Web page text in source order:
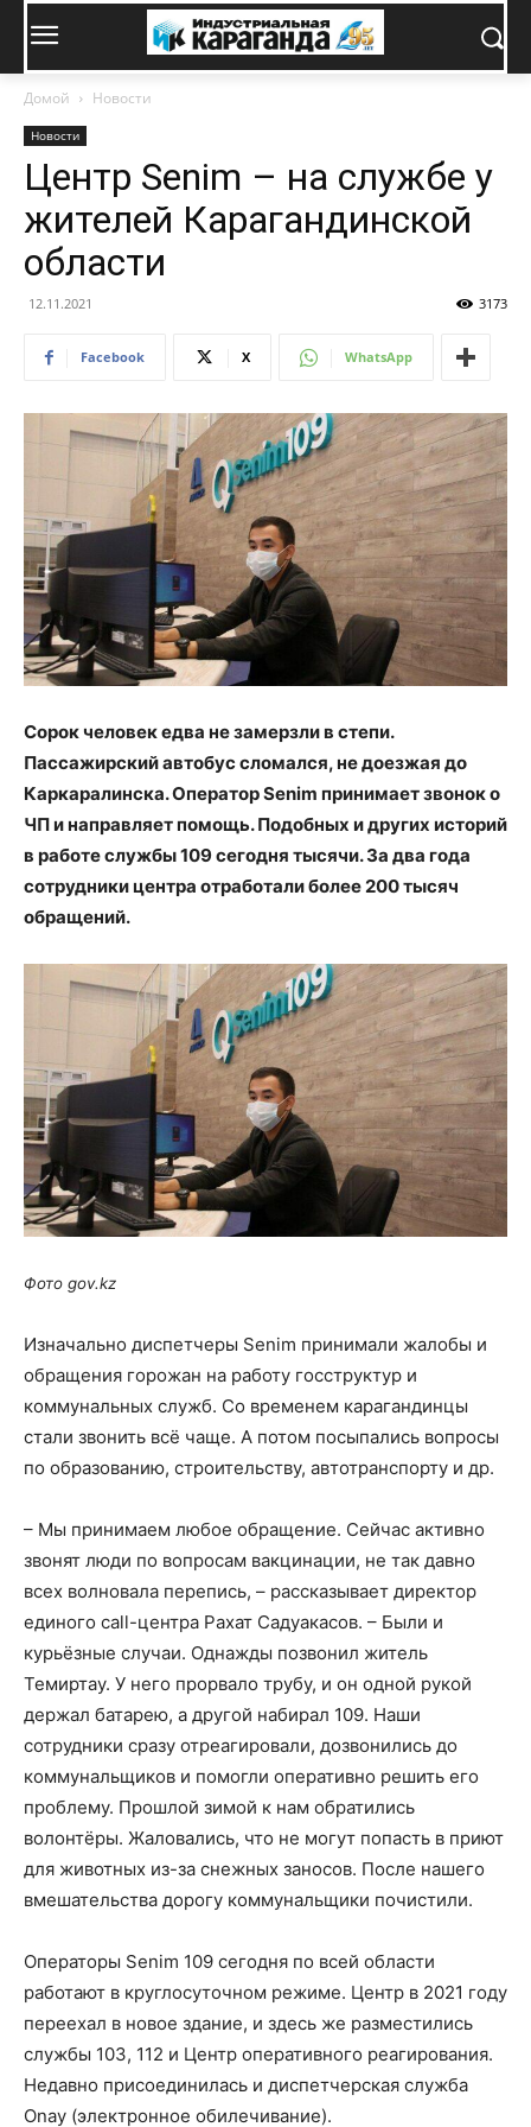
Домой Новости
Новости
Центр Senim – на службе у
жителей Карагандинской
области
12.11.2021 3173
Facebook X WhatsApp
Сорок человек едва не замерзли в степи.
Пассажирский автобус сломался, не доезжая до
Каркаралинска. Оператор Senim принимает звонок о
ЧП и направляет помощь. Подобных и других историй
в работе службы 109 сегодня тысячи. За два года
сотрудники центра отработали более 200 тысяч
обращений.
Фото gov.kz
Изначально диспетчеры Senim принимали жалобы и
обращения горожан на работу госструктур и
коммунальных служб. Со временем карагандинцы
стали звонить всё чаще. А потом посыпались вопросы
по образованию, строительству, автотранспорту и др.
– Мы принимаем любое обращение. Сейчас активно
звонят люди по вопросам вакцинации, не так давно
всех волновала перепись, – рассказывает директор
единого call-центра Рахат Садуакасов. – Были и
курьёзные случаи. Однажды позвонил житель
Темиртау. У него прорвало трубу, и он одной рукой
держал батарею, а другой набирал 109. Наши
сотрудники сразу отреагировали, дозвонились до
коммунальщиков и помогли оперативно решить его
проблему. Прошлой зимой к нам обратились
волонтёры. Жаловались, что не могут попасть в приют
для животных из-за снежных заносов. После нашего
вмешательства дорогу коммунальщики почистили.
Операторы Senim 109 сегодня по всей области
работают в круглосуточном режиме. Центр в 2021 году
переехал в новое здание, и здесь же разместились
службы 103, 112 и Центр оперативного реагирования.
Недавно присоединилась и диспетчерская служба
Onay (электронное обилечивание).